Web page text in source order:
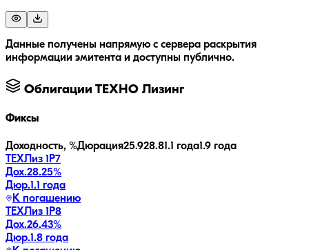
Данные получены напрямую с сервера раскрытия
информации эмитента и доступны публично.
Облигации ТЕХНО Лизинг
Фиксы
Доходность, %Дюрация25.928.81.1 года1.9 года
ТЕХЛиз 1P7
Дох.28.25%
Дюр.1.1 года
К погашению
ТЕХЛиз 1P8
Дох.26.43%
Дюр.1.8 года